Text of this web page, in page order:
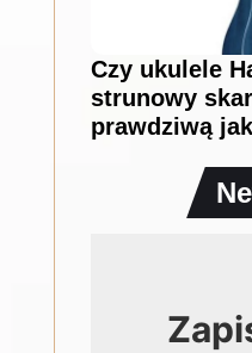
Czy ukulele
strunowy
prawdziwą